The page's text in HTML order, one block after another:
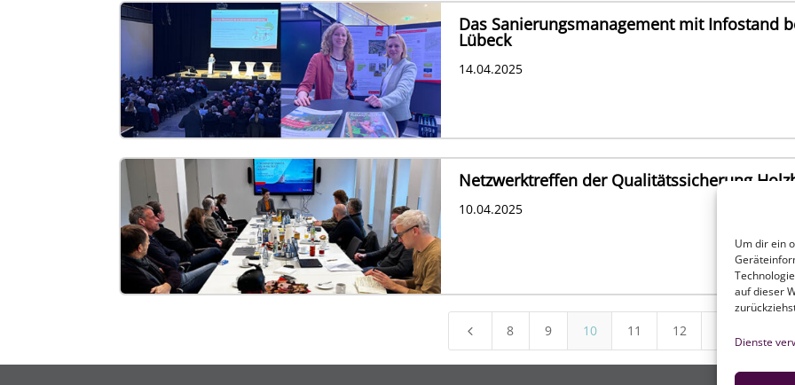
Um dir ein
auf dieser
Dienste
Das Sanierungsmanagement mit Infostand
Lübeck
14.04.2025
Netzwerktreffen der Qualitätssicherung
10.04.2025
4 8 9 10 11 12